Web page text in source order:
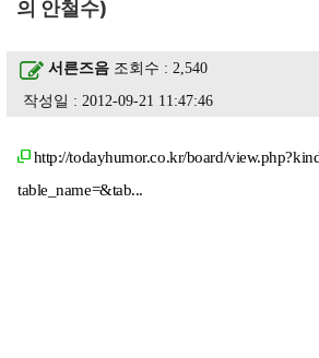
의 안철수)
서른즈음 조회수 : 2,540
작성일 : 2012-09-21 11:47:46
http://todayhumor.co.kr/board/
table_name=&tab...